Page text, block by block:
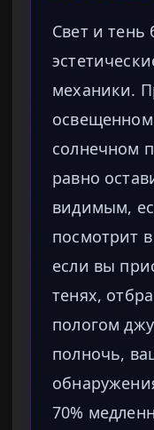
Свет и тень
механики.
солнечном
равно
видимым,
посмотрит
если вы
тенях,
пологом
полночь,
70%